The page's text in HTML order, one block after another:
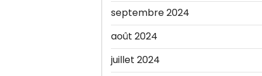
septembre 2024
août 2024
juillet 2024